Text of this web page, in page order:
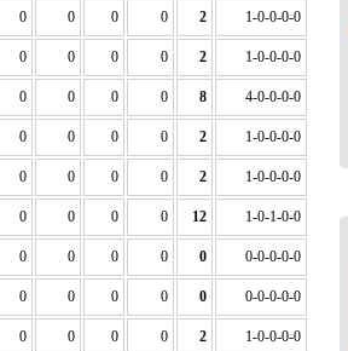
0 0 0 0 2 1-0-0-0-0
0 0 0 0 2 1-0-0-0-0
0 0 0 0 8 4-0-0-0-0
0 0 0 0 2 1-0-0-0-0
0 0 0 0 2 1-0-0-0-0
0 0 0 0 12 1-0-1-0-0
0 0 0 0 0 0-0-0-0-0
0 0 0 0 0 0-0-0-0-0
0 0 0 0 2 1-0-0-0-0